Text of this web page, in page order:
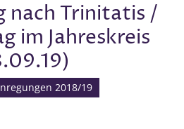
nach Trinitatis /
im Jahreskreis
2018/19